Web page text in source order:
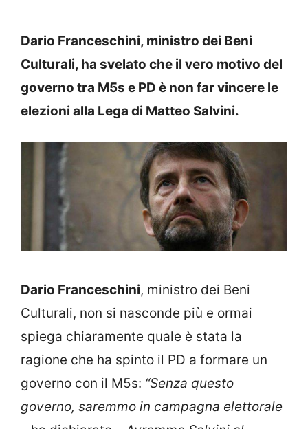
Dario Franceschini, ministro dei Beni
Culturali, ha svelato che il vero motivo del
governo tra M5s e PD è non far vincere le
elezioni alla Lega di Matteo Salvini.
Dario Franceschini, ministro dei Beni
Culturali, non si nasconde più e ormai
spiega chiaramente quale è stata la
ragione che ha spinto il PD a formare un
governo con il M5s: “Senza questo
governo, saremmo in campagna elettorale